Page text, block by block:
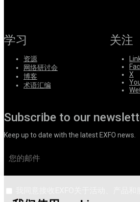
Careers
Partners
Suppliers
学习
资源
网络研讨会
博客
术语汇编
关注
X
Subscribe to our
Keep up to date with the latest EXFO news.